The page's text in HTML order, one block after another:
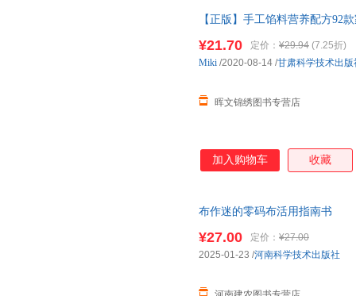
【正版】手工馅料营养配方92
¥21.70 定价： ¥29.94 (7.25折)
晖文锦绣图书专营店
Miki /2020-08-14 /甘肃科学技术出版
加入购物车 收藏
布作迷的零码布活用指南书
¥27.00 定价： ¥27.00
2025-01-23 /河南科学技术出版社